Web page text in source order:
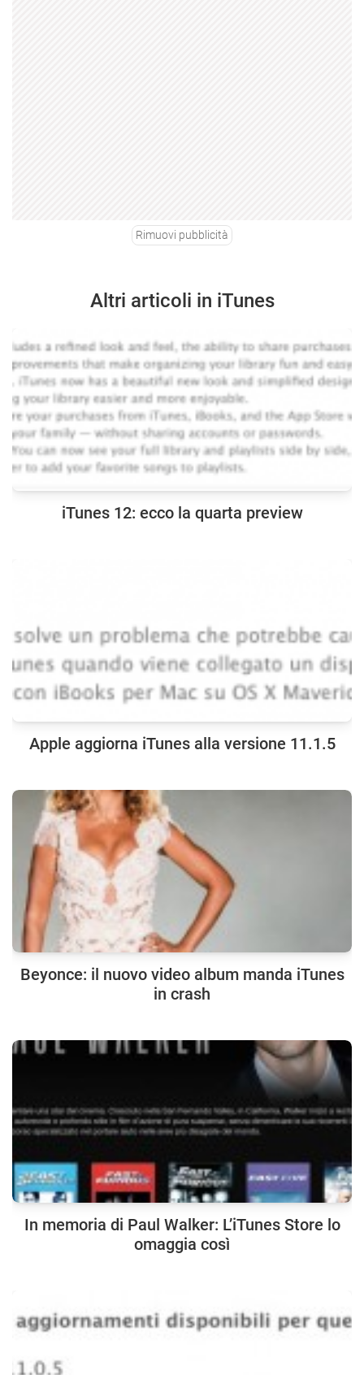
Rimuovi pubblicità
Altri articoli in iTunes
iTunes 12: ecco la quarta preview
Apple aggiorna iTunes alla versione 11.1.5
Beyonce: il nuovo video album manda iTunes
in crash
In memoria di Paul Walker: L’iTunes Store lo
omaggia così